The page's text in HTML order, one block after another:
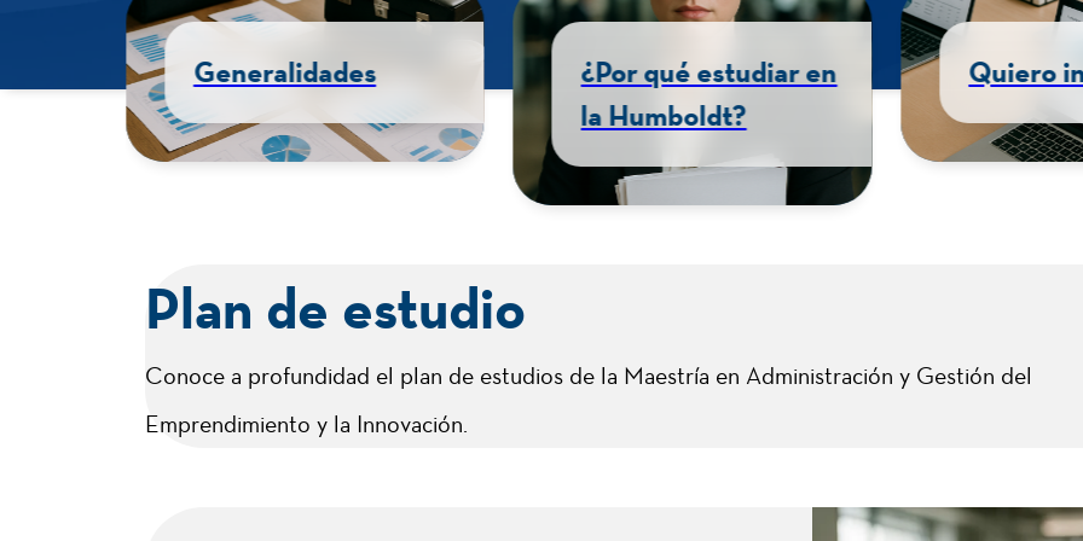
Presentación Generalidades
¿Por qué
la
Plan de estudio
Conoce a profundidad el plan de estudios de la Maestría en Administración y Gestión del
Emprendimiento y la Innovación.
Registro Calificado